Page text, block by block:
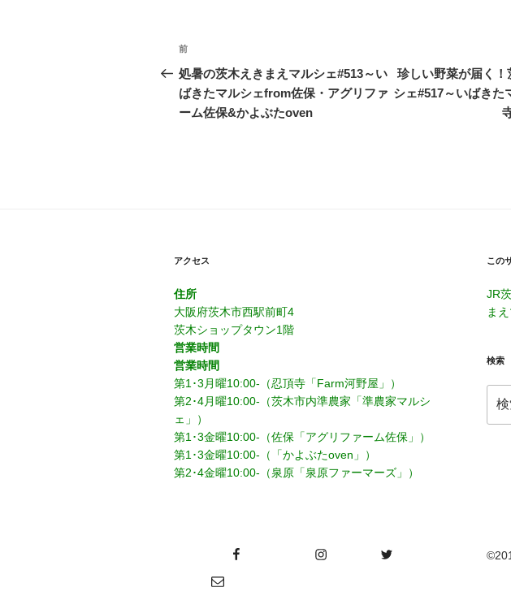
投
稿
ナ
前
の
投
稿
前
処暑の茨木えきまえマルシェ#513～い
ばきたマルシェfrom佐保・アグリファ
ーム佐保&かよぶたoven
珍しい野菜が届く
シェ#517～いばき
アクセス
住所
大阪府茨木市西駅前町4
茨木ショップタウン1階
営業時間
営業時間
第1･3月曜10:00-（忍頂寺「Farm河野屋」）
第2･4月曜10:00-（茨木市内準農家「準農家マルシ
ェ」）
第1･3金曜10:00-（佐保「アグリファーム佐保」）
第1･3金曜10:00-（「かよぶたoven」）
第2･4金曜10:00-（泉原「泉原ファーマーズ」）
この
JR
ま
検索
索:
メール